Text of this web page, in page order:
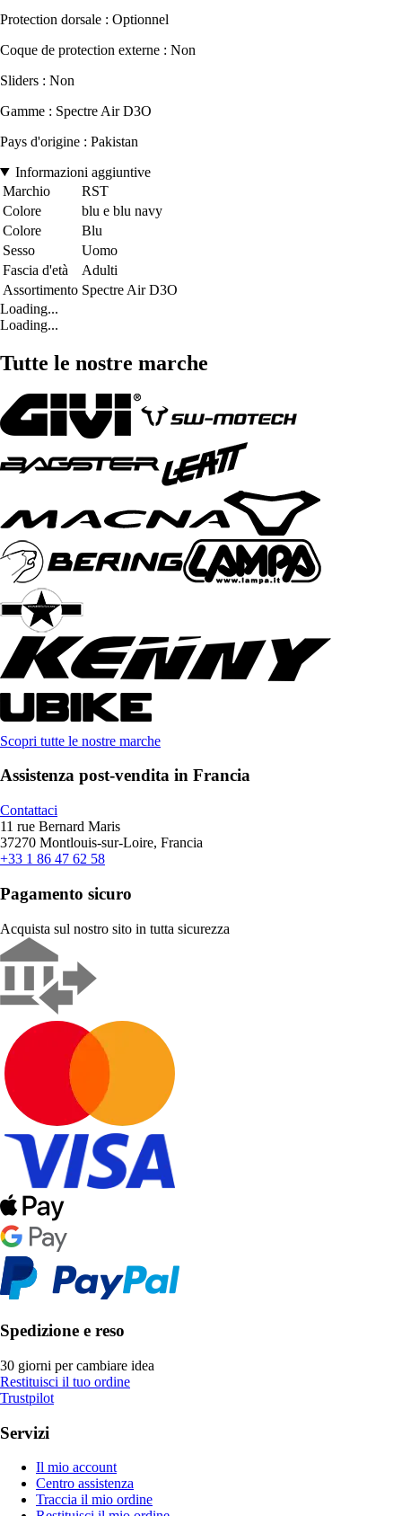
Protection dorsale : Optionnel
Coque de protection externe : Non
Sliders : Non
Gamme : Spectre Air D3O
Pays d'origine : Pakistan
Informazioni aggiuntive
Marchio
RST
Colore
blu e blu navy
Colore
Blu
Sesso
Uomo
Fascia d'età
Adulti
Assortimento Spectre Air D3O
Loading...
Loading...
Tutte le nostre marche
Scopri tutte le nostre marche
Assistenza post-vendita in Francia
Contattaci
11 rue Bernard Maris
37270 Montlouis-sur-Loire, Francia
+33 1 86 47 62 58
Pagamento sicuro
Acquista sul nostro sito in tutta sicurezza
Spedizione e reso
30 giorni per cambiare idea
Restituisci il tuo ordine
Trustpilot
Servizi
Il mio account
Centro assistenza
Traccia il mio ordine